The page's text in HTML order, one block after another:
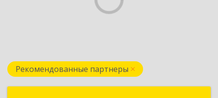
Рекомендованные партнеры